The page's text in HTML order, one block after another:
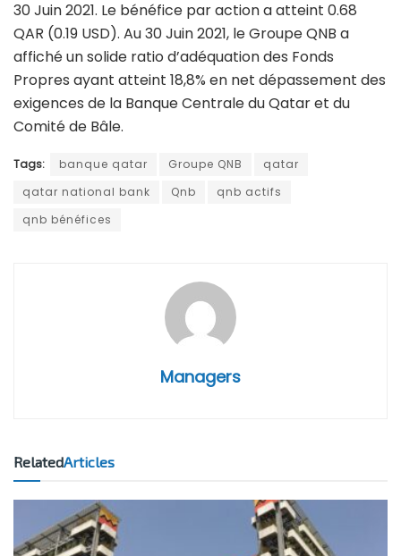
30 Juin 2021. Le bénéfice par action a atteint 0.68
QAR (0.19 USD). Au 30 Juin 2021, le Groupe QNB a
affiché un solide ratio d’adéquation des Fonds
Propres ayant atteint 18,8% en net dépassement des
exigences de la Banque Centrale du Qatar et du
Comité de Bâle.
Tags: banque qatar Groupe QNB
qatar
qatar national bank
Qnb
qnb actifs
qnb bénéfices
Managers
RelatedArticles